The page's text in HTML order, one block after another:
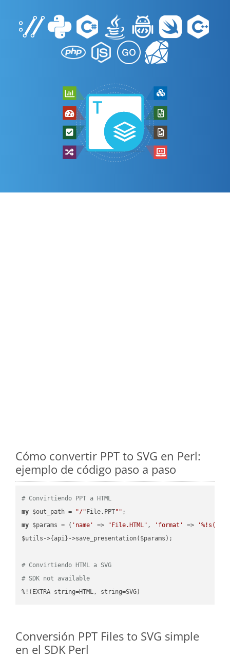
Cómo convertir PPT to SVG en Perl:
ejemplo de código paso a paso
# Convirtiendo PPT a HTML
my $out_path = "/" File.PPT""
my $params = ( 'name' => "File.HTML" , 'format' =>
$utils->{api}->save_presentation($params);
# Convirtiendo HTML a SVG
# SDK not available
%!(EXTRA string=HTML, string=SVG)
Conversión PPT Files to SVG simple
en el SDK Perl